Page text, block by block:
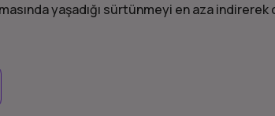
yaşadığı sürtünmeyi en aza indirerek